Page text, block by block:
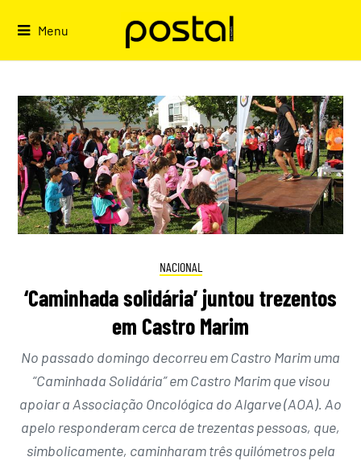
Menu
NACIONAL
‘Caminhada solidária’ juntou trezentos
em Castro Marim
No passado domingo decorreu em Castro Marim uma
“Caminhada Solidária” em Castro Marim que visou
apoiar a Associação Oncológica do Algarve (AOA). Ao
apelo responderam cerca de trezentas pessoas, que,
simbolicamente, caminharam três quilómetros pela